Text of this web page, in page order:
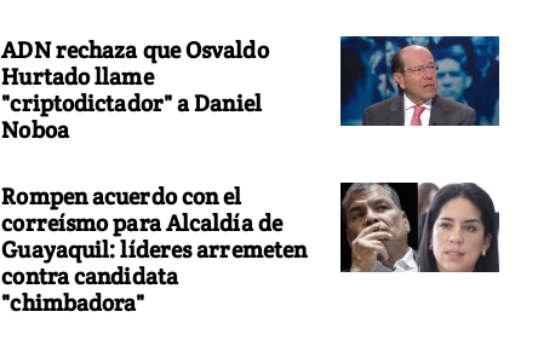
ADN rechaza que Osvaldo
Hurtado llame
"criptodictador" a Daniel
Noboa
Rompen acuerdo con el
correísmo para Alcaldía de
Guayaquil: líderes arremeten
contra candidata
"chimbadora"